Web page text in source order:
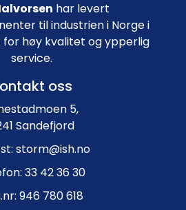
har levert
til industrien i Norge i
for høy kvalitet og ypperlig
service.
oss
5,
Sandefjord
storm@ish.no
33 42 36 30
946 780 618